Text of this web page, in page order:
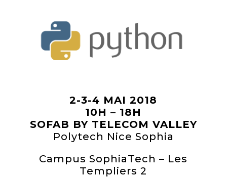
2-3-4 MAI 2018
10H – 18H
SOFAB BY TELECOM VALLEY
Polytech Nice Sophia
Campus SophiaTech – Les
Templiers 2